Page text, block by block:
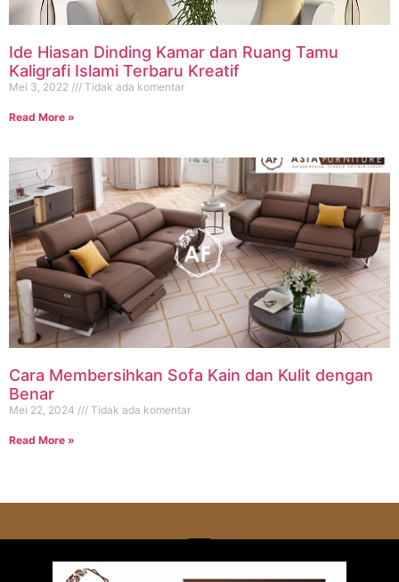
Ide Hiasan Dinding Kamar dan Ruang Tamu
Kaligrafi Islami Terbaru Kreatif
Mei 3, 2022 Tidak ada komentar
Read More »
Cara Membersihkan Sofa Kain dan Kulit dengan
Benar
Mei 22, 2024 Tidak ada komentar
Read More »